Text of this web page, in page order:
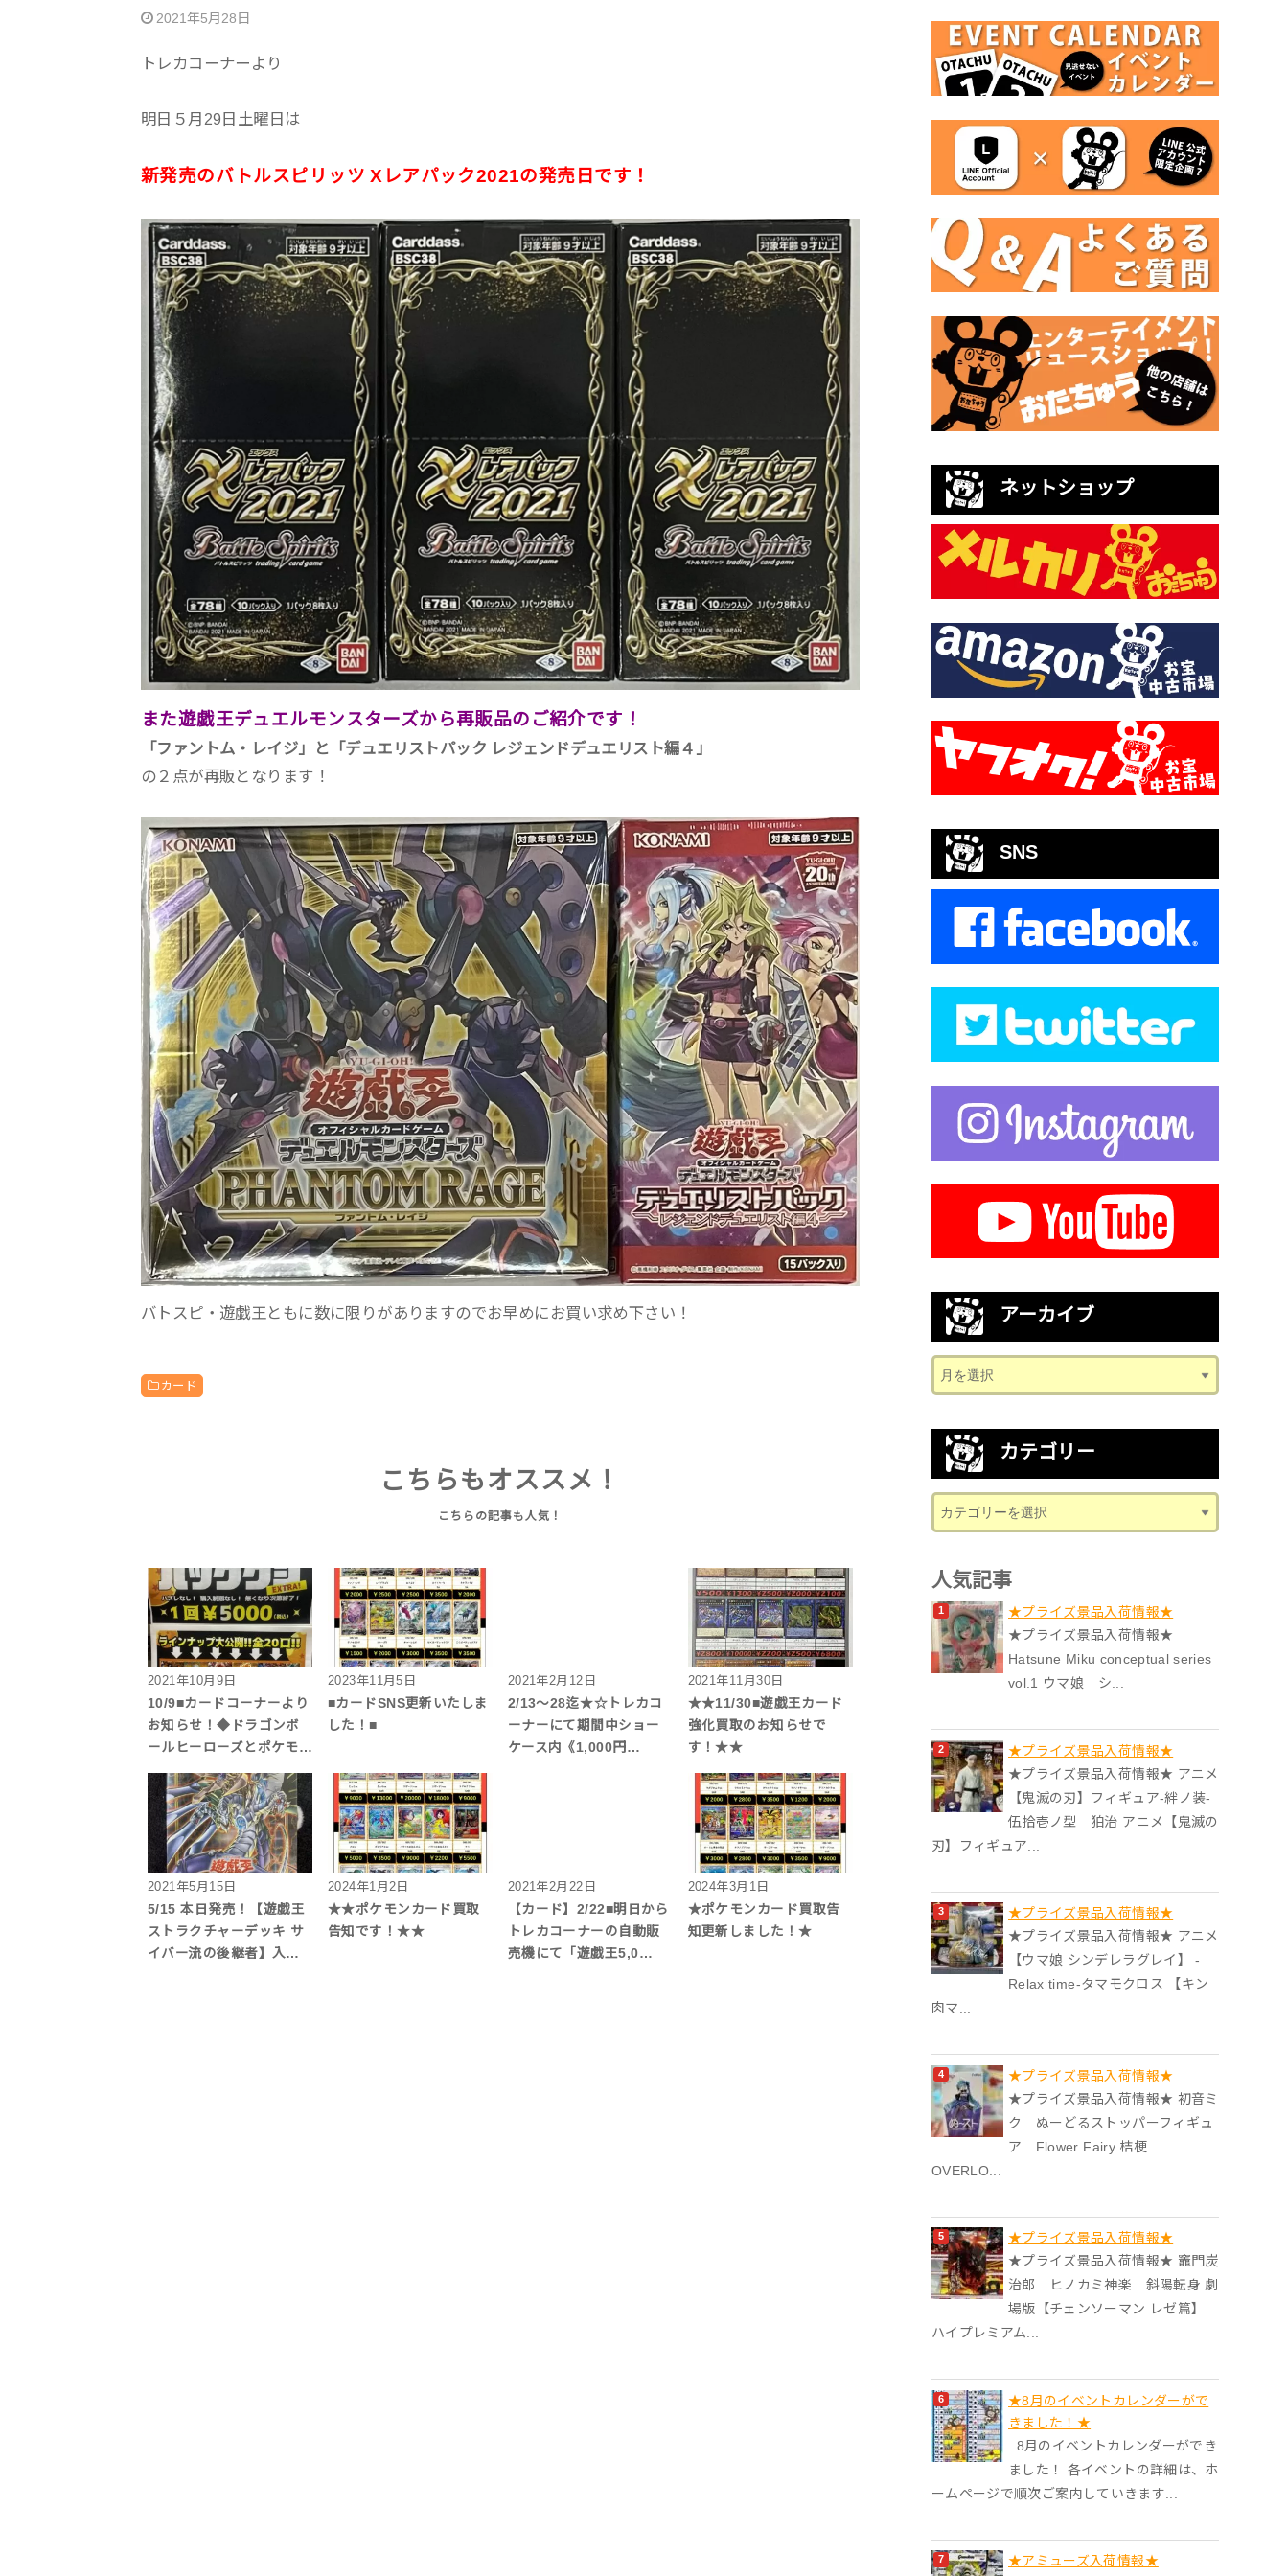
2021年5月28日
トレカコーナーより
明日５月29日土曜日は
新発売のバトルスピリッツ Xレアパック2021の発売日です！
また遊戯王デュエルモンスターズから再販品のご紹介です！
「ファントム・レイジ」と「デュエリストパック レジェンドデュエリスト編４」
の２点が再販となります！
バトスピ・遊戯王ともに数に限りがありますのでお早めにお買い求め下さい！
カード
こちらもオススメ！
2021年10月9日
10/9■カードコーナーより
お知らせ！◆ドラゴンボ
ールヒーローズとポケモ…
2023年11月5日
■カードSNS更新いたしま
した！■
2021年2月12日
2/13～28迄★☆トレカコ
ーナーにて期間中ショー
ケース内《1,000円…
2021年11月30日
★★11/30■遊戯王カード
強化買取のお知らせで
す！★★
2021年5月15日
5/15 本日発売！【遊戯王
ストラクチャーデッキ サ
イバー流の後継者】入…
2024年1月2日
★★ポケモンカード買取
告知です！★★
2021年2月22日
【カード】2/22■明日から
トレカコーナーの自動販
売機にて「遊戯王5,0…
2024年3月1日
★ポケモンカード買取告
知更新しました！★
ネットショップ
SNS
アーカイブ
カテゴリー
人気記事
★プライズ景品入荷情報★
★プライズ景品入荷情報★
Hatsune Miku conceptual series
vol.1 ウマ娘 シ...
★プライズ景品入荷情報★
★プライズ景品入荷情報★ アニメ
【鬼滅の刃】フィギュア-絆ノ装-
伍拾壱ノ型 狛治 アニメ【鬼滅の
刃】フィギュア...
★プライズ景品入荷情報★
★プライズ景品入荷情報★ アニメ
【ウマ娘 シンデレラグレイ】 -
Relax time-タマモクロス 【キン
肉マ...
★プライズ景品入荷情報★
★プライズ景品入荷情報★ 初音ミ
ク ぬーどるストッパーフィギュ
ア Flower Fairy 桔梗
OVERLO...
★プライズ景品入荷情報★
★プライズ景品入荷情報★ 竈門炭
治郎 ヒノカミ神楽 斜陽転身 劇
場版【チェンソーマン レゼ篇】
ハイプレミアム...
★8月のイベントカレンダーがで
きました！★
8月のイベントカレンダーができ
ました！ 各イベントの詳細は、ホ
ームページで順次ご案内していきます...
★アミューズ入荷情報★